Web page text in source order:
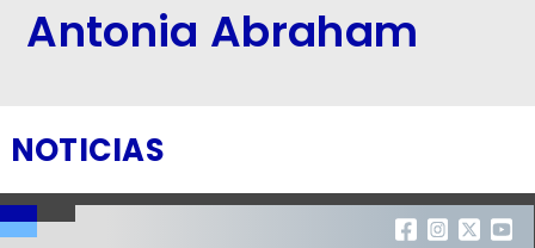
Antonia Abraham
NOTICIAS